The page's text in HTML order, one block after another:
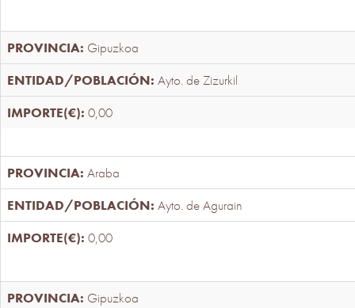
Gipuzkoa
Ayto. de Zizurkil
0,00
Araba
Ayto. de Agurain
0,00
Gipuzkoa